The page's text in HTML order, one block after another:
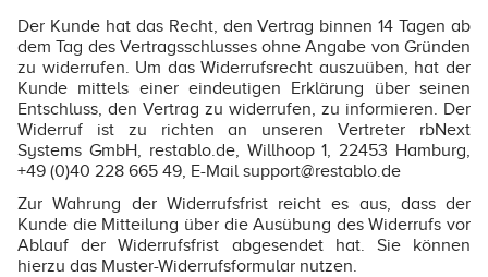
Der Kunde hat das Recht, den Vertrag binnen 14 Tagen ab
dem Tag des Vertragsschlusses ohne Angabe von Gründen
zu widerrufen. Um das Widerrufsrecht auszuüben, hat der
Kunde mittels einer eindeutigen Erklärung über seinen
Entschluss, den Vertrag zu widerrufen, zu informieren. Der
Widerruf ist zu richten an unseren Vertreter rbNext
Systems GmbH, restablo.de, Willhoop 1, 22453 Hamburg,
+49 (0)40 228 665 49, E-Mail support@restablo.de
Zur Wahrung der Widerrufsfrist reicht es aus, dass der
Kunde die Mitteilung über die Ausübung des Widerrufs vor
Ablauf der Widerrufsfrist abgesendet hat. Sie können
hierzu das Muster-Widerrufsformular nutzen.